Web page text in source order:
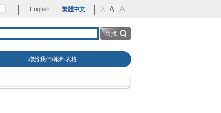
rehabilitationEnglish 繁體中文 A A A
聯絡我們/報料表格